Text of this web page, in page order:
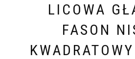
LICOWA
FASON